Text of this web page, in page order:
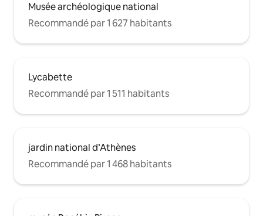
Musée archéologique national
Recommandé par 1 627 habitants
Lycabette
Recommandé par 1 511 habitants
jardin national d’Athènes
Recommandé par 1 468 habitants